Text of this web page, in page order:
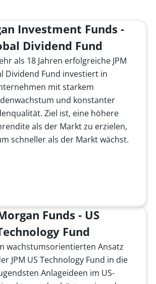
Investment Funds -
Dividend Fund
als 18 Jahren erfolgreiche JPM
Dividend Fund investiert in
mit starkem
und konstanter
Ziel ist, eine höhere
als der Markt zu erzielen,
schneller als der Markt wächst.
Funds - US
Fund
wachstumsorientierten Ansatz
JPM US Technology Fund in die
Anlageideen im US-